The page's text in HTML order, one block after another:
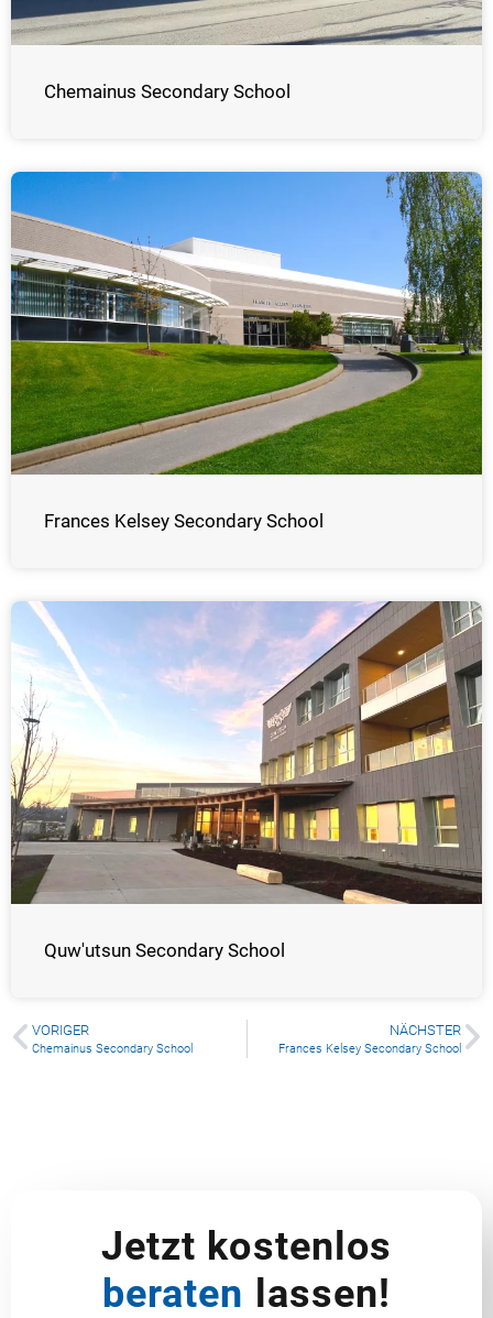
Chemainus Secondary School
Frances Kelsey Secondary School
Quw'utsun Secondary School
VORIGER
Chemainus Secondary School
NÄCHSTER
Frances Kelsey Secondary School
Jetzt kostenlos
beraten lassen!